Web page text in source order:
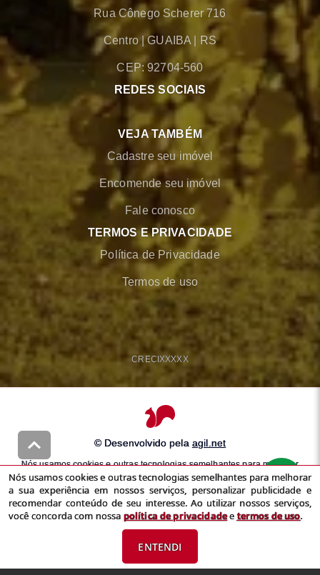
Rua Cônego Scherer 716
Centro |GUAIBA RS
CEP: 92704-560
REDES SOCIAIS
VEJA TAMBÉM
Cadastre seu imóvel
Encomende seu imóvel
Fale conosco
TERMOS E PRIVACIDADE
Política de Privacidade
Termos de uso
CRECIXXXXX
© Desenvolvido pela agil.net
Nós usamos cookies e outras tecnologias semelhantes para melhorar
a sua experiência em nossos serviços, personalizar publicidade e
recomendar conteúdo de seu interesse. Ao utilizar nossos serviços,
você concorda com nossapolítica de privacidadeetermos de uso
Nós usamos cookies e outras tecnologias semelhantes para melhorar
a sua experiência em nossos serviços, personalizar publicidade e
recomendar conteúdo de seu interesse. Ao utilizar nossos serviços,
você concorda com nossa política de privacidadeetermos de uso.
ENTENDI